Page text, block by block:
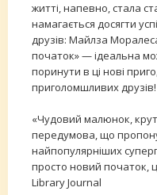
житті, напевно, стала
намагається досягти
друзів: Майлза
початок» — ідеальна
поринути в ці нові
приголомшливих друзів!
«Чудовий малюнок,
передумова, що
найпопулярніших
просто новий початок,
Library Journal